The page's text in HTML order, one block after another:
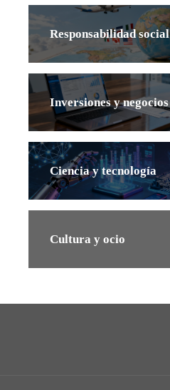
Responsabilidad social
Inversiones y negocios
Ciencia y tecnología
Cultura y ocio